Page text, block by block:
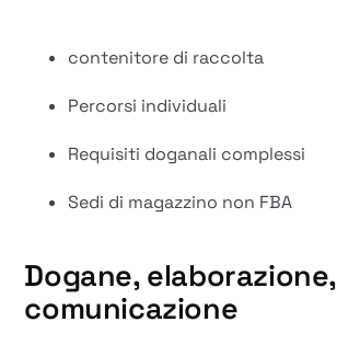
contenitore di raccolta
Percorsi individuali
Requisiti doganali complessi
Sedi di magazzino non FBA
Dogane, elaborazione,
comunicazione